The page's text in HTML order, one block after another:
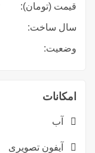
قیمت (تومان):
سال ساخت:
وضعیت:
امکانات
آب
آیفون تصویری